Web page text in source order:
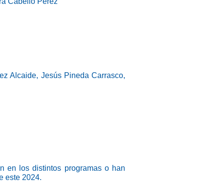
Alcaide, Jesús Pineda Carrasco,
en los distintos programas o han
este 2024.